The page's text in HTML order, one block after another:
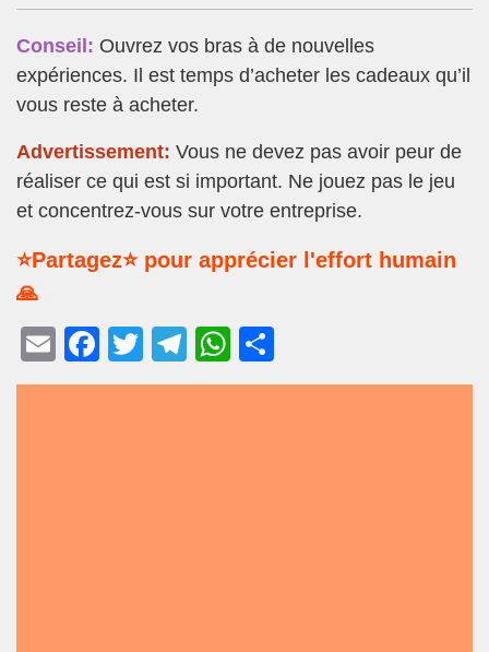
Conseil: Ouvrez vos bras à de nouvelles
expériences. Il est temps d’acheter les cadeaux qu’il
vous reste à acheter.
Advertissement: Vous ne devez pas avoir peur de
réaliser ce qui est si important. Ne jouez pas le jeu
et concentrez-vous sur votre entreprise.
⭐Partagez⭐ pour apprécier l'effort humain
🙏
E
m
F
a
T
wi
T
el
W
h
ar